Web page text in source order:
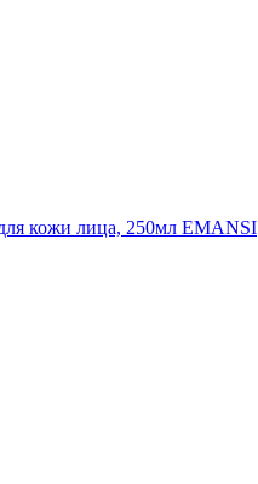
кожи лица, 250мл EMANSI